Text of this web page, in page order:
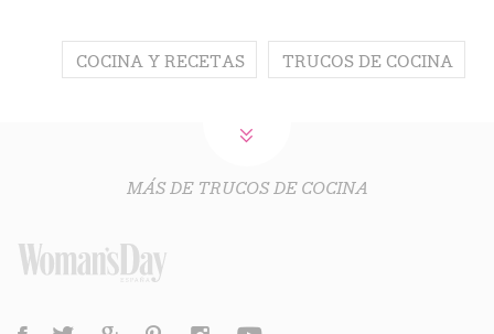
COCINA Y RECETAS TRUCOS DE COCINA
MÁS DE TRUCOS DE COCINA